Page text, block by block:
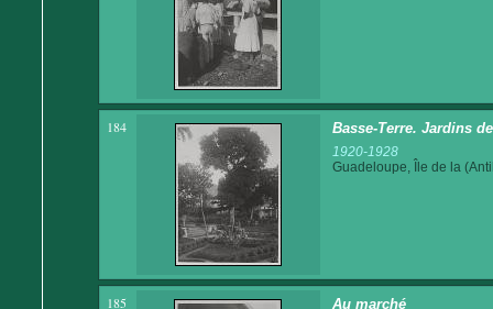
184 Basse-Terre. Jardins
1920-1928
Guadeloupe, Île de la
185 Au marché